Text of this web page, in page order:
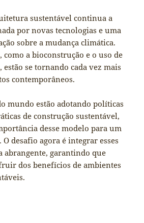
sustentável continua a
por novas tecnologias e uma
sobre a mudança climática.
como a bioconstrução e o uso de
se tornando cada vez mais
contemporâneos.
mundo estão adotando políticas
de construção sustentável,
desse modelo para um
desafio agora é integrar esses
abrangente, garantindo que
dos benefícios de ambientes